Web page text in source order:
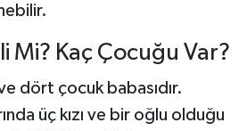
Mi? Kaç Çocuğu Var?
dört çocuk babasıdır.
üç kızı ve bir oğlu olduğu